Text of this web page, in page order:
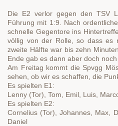
Die E2 verlor gegen den TSV
Führung mit 1:9. Nach
schnelle Gegentore ins
völlig von der Rolle, so dass es
zweite Hälfte war bis zehn
Ende gab es dann aber doch
Am Freitag kommt die Spvgg
sehen, ob wir es schaffen, die
Es spielten E1:
Lenny (Tor), Tom, Emil, Luis,
Es spielten E2:
Cornelius (Tor), Johannes, Max,
Daniel